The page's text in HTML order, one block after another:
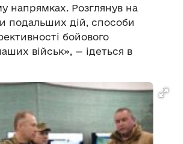
напрямках. Розглянув на
подальших дій, способи
бойового
військ», — ідеться в